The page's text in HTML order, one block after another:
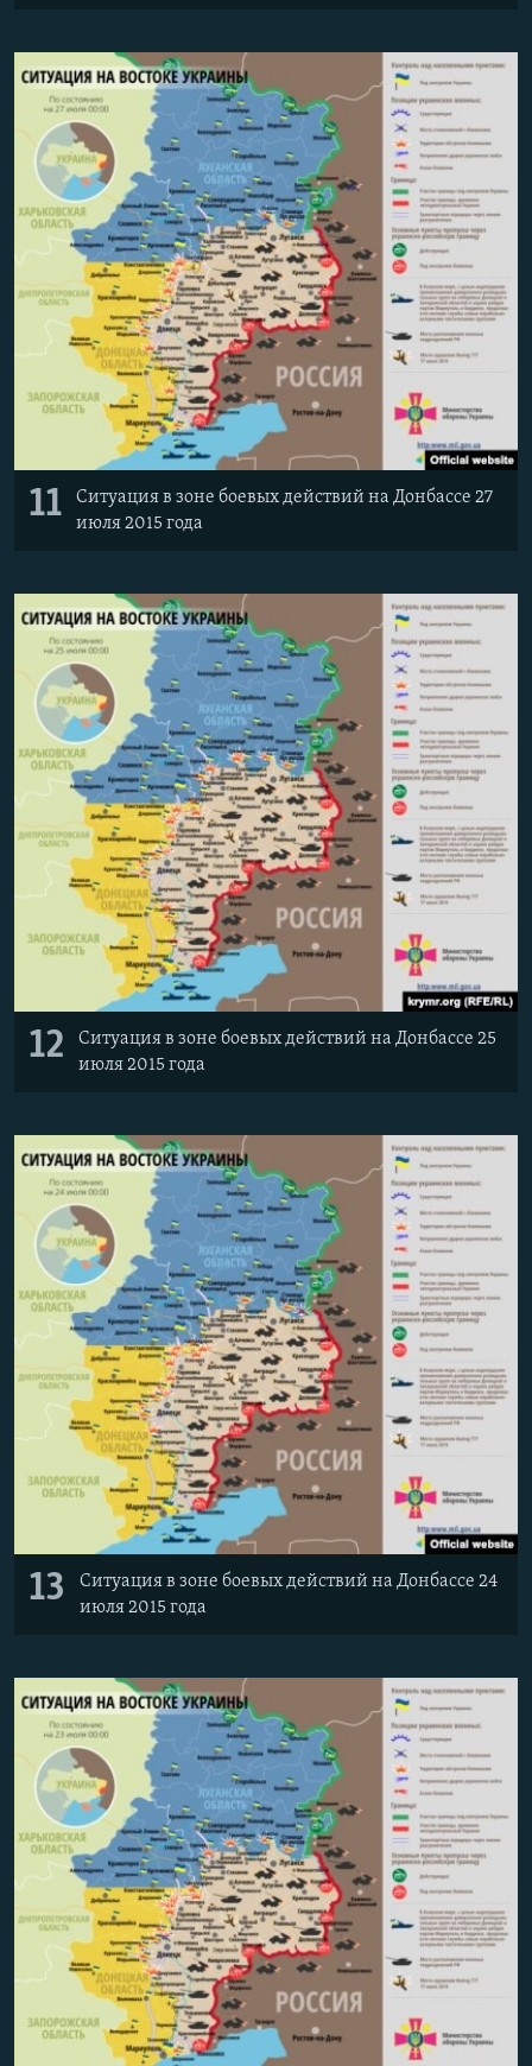
11
Ситуация в зоне боевых действий на Донбассе 27
июля 2015 года
12
Ситуация в зоне боевых действий на Донбассе 25
июля 2015 года
13
Ситуация в зоне боевых действий на Донбассе 24
июля 2015 года